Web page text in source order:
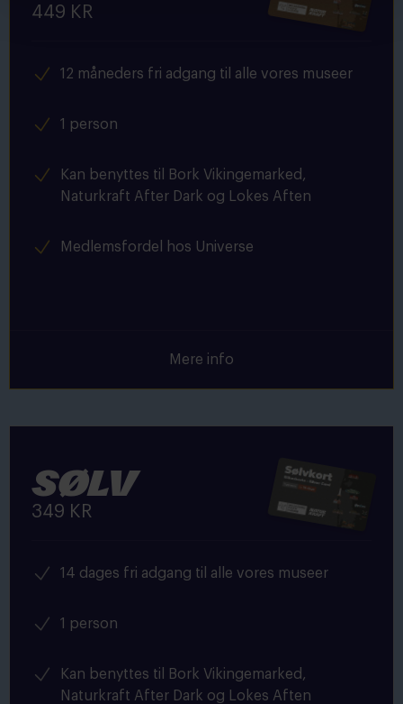
449 KR
12 måneders fri adgang til alle vores museer
1 person
Kan benyttes til Bork Vikingemarked,
Naturkraft After Dark og Lokes Aften
Medlemsfordel hos Universe
Mere info
Sølv
349 KR
14 dages fri adgang til alle vores museer
1 person
Kan benyttes til Bork Vikingemarked,
Naturkraft After Dark og Lokes Aften